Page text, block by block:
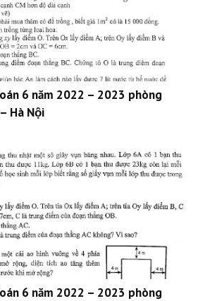
6 năm 2022 – 2023 phòng
Hà Nội
6 năm 2022 – 2023 phòng